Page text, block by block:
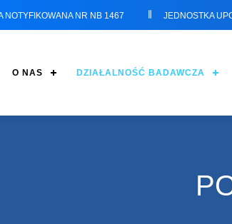
NOTYFIKOWANA NR NB 1467 JEDNOSTKA
O NAS DZIAŁALNOŚĆ BADAWCZA